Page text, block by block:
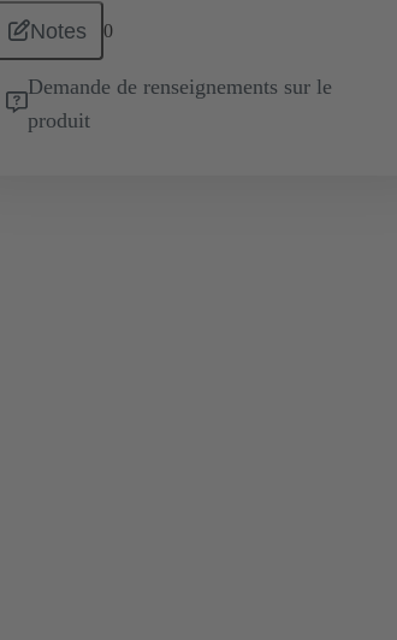
Notes 0
Demande de renseignements sur le
produit